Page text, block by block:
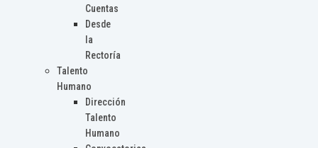
Cuentas
Desde
la
Rectoría
Talento
Humano
Dirección
Talento
Humano